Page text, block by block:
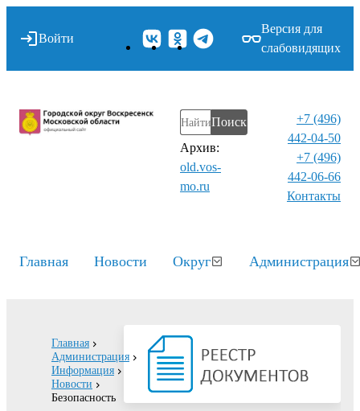
Войти
Версия для
слабовидящих
Поиск
Архив:
old.vos-
mo.ru
+7 (496)
442-04-50
+7 (496)
442-06-66
Контакты⁠
Главная Новости Округ Администрация
Главная
Администрация
Информация
Новости
Безопасность